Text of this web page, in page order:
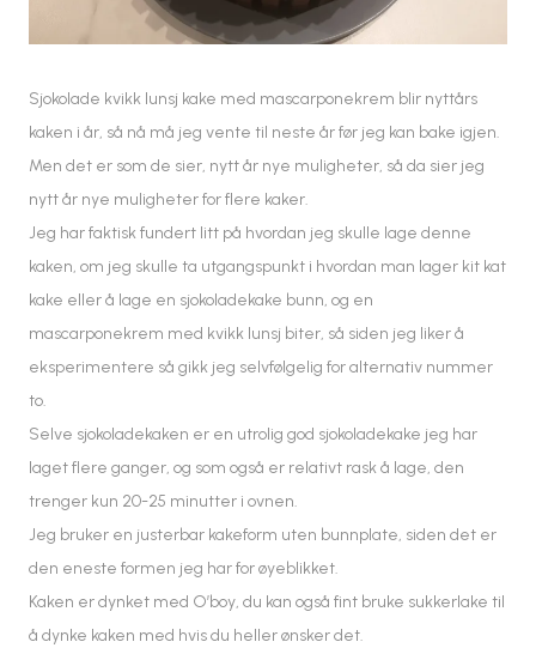
Sjokolade kvikk lunsj kake med mascarponekrem blir nyttårs
kaken i år, så nå må jeg vente til neste år før jeg kan bake igjen.
Men det er som de sier, nytt år nye muligheter, så da sier jeg
nytt år nye muligheter for flere kaker.
Jeg har faktisk fundert litt på hvordan jeg skulle lage denne
kaken, om jeg skulle ta utgangspunkt i hvordan man lager kit kat
kake eller å lage en sjokoladekake bunn, og en
mascarponekrem med kvikk lunsj biter, så siden jeg liker å
eksperimentere så gikk jeg selvfølgelig for alternativ nummer
to.
Selve sjokoladekaken er en utrolig god sjokoladekake jeg har
laget flere ganger, og som også er relativt rask å lage, den
trenger kun 20-25 minutter i ovnen.
Jeg bruker en justerbar kakeform uten bunnplate, siden det er
den eneste formen jeg har for øyeblikket.
Kaken er dynket med O’boy, du kan også fint bruke sukkerlake til
å dynke kaken med hvis du heller ønsker det.